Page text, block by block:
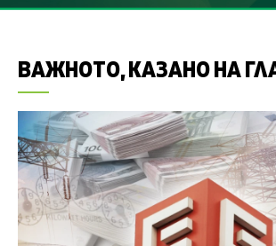
ВАЖНОТО, КАЗАНО НА